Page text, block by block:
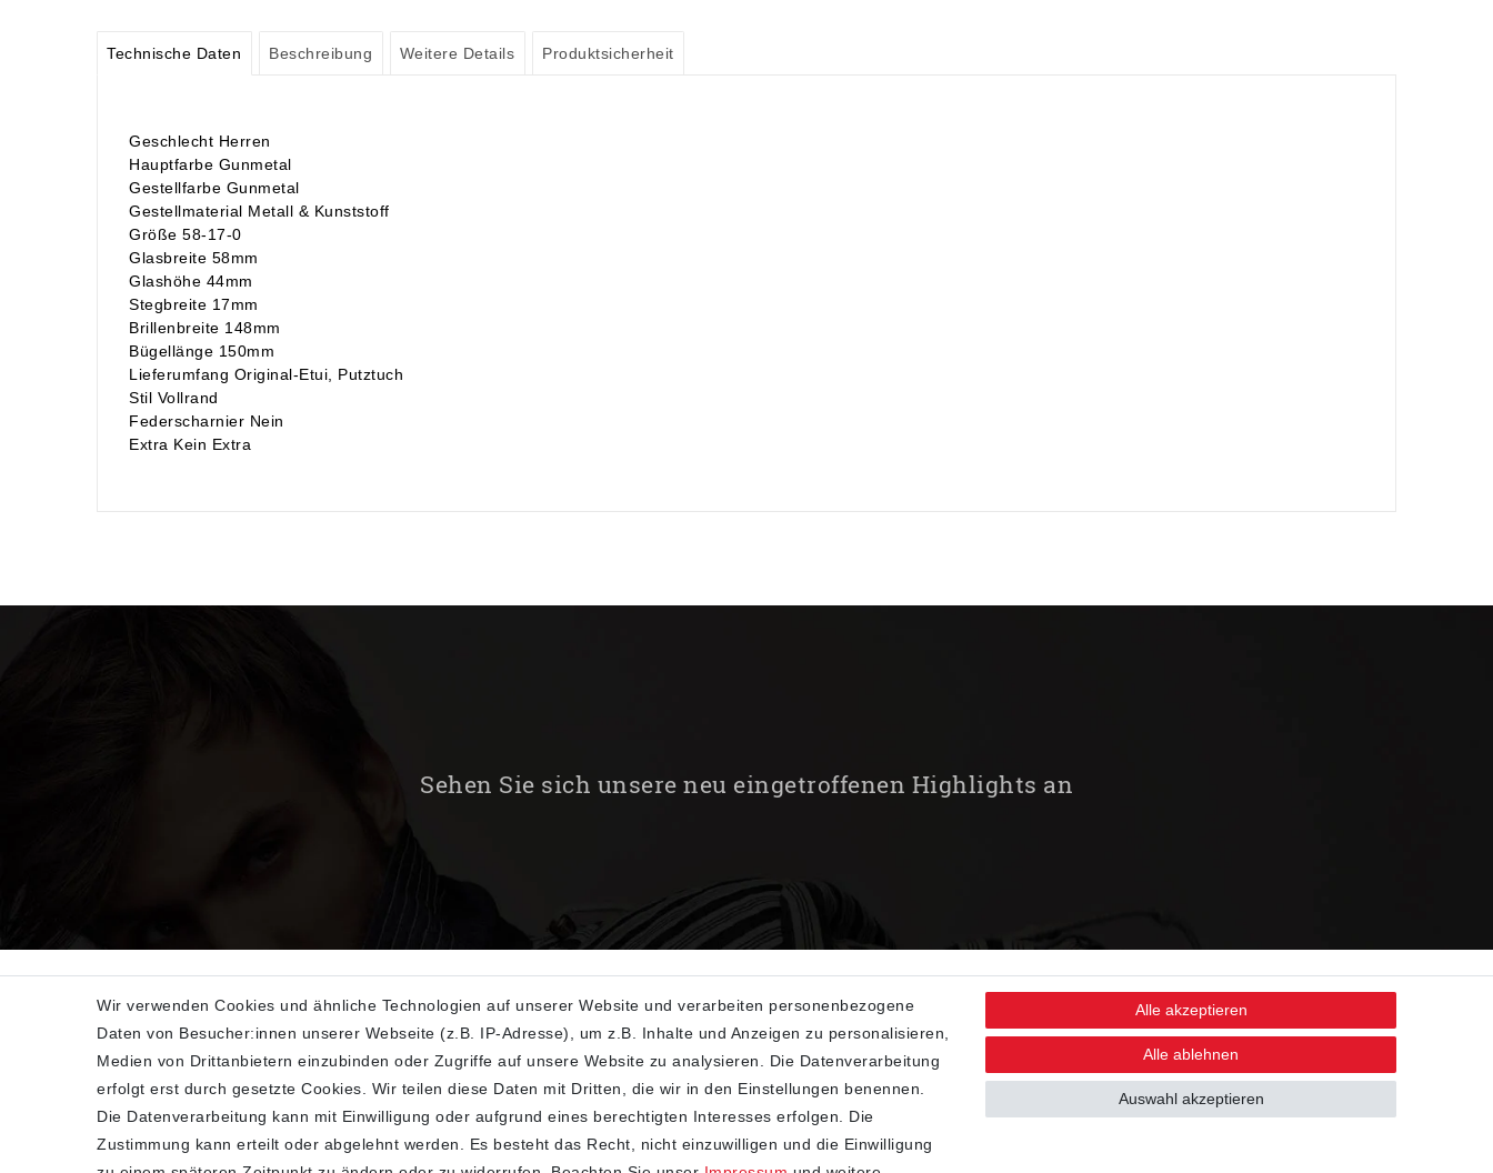
Technische Daten Beschreibung Weitere Details Produktsicherheit
Geschlecht Herren
Hauptfarbe Gunmetal
Gestellfarbe Gunmetal
Gestellmaterial Metall & Kunststoff
Größe 58-17-0
Glasbreite 58mm
Glashöhe 44mm
Stegbreite 17mm
Brillenbreite 148mm
Bügellänge 150mm
Lieferumfang Original-Etui, Putztuch
Stil Vollrand
Federscharnier Nein
Extra Kein Extra
Sehen Sie sich unsere neu eingetroffenen Highlights an
SHOP
Impressum
Daten­schutz­erklärung
AGB
STAY CONNECTED
Wir verwenden Cookies und ähnliche Technologien auf unserer Website und verarbeiten personenbezogene
Daten von Besucher:innen unserer Webseite (z.B. IP-Adresse), um z.B. Inhalte und Anzeigen zu personalisieren,
Medien von Drittanbietern einzubinden oder Zugriffe auf unsere Website zu analysieren. Die Datenverarbeitung
erfolgt erst durch gesetzte Cookies. Wir teilen diese Daten mit Dritten, die wir in den Einstellungen benennen.
Die Datenverarbeitung kann mit Einwilligung oder aufgrund eines berechtigten Interesses erfolgen. Die
Zustimmung kann erteilt oder abgelehnt werden. Es besteht das Recht, nicht einzuwilligen und die Einwilligung
Alle akzeptieren
Alle ablehnen
Auswahl akzeptieren